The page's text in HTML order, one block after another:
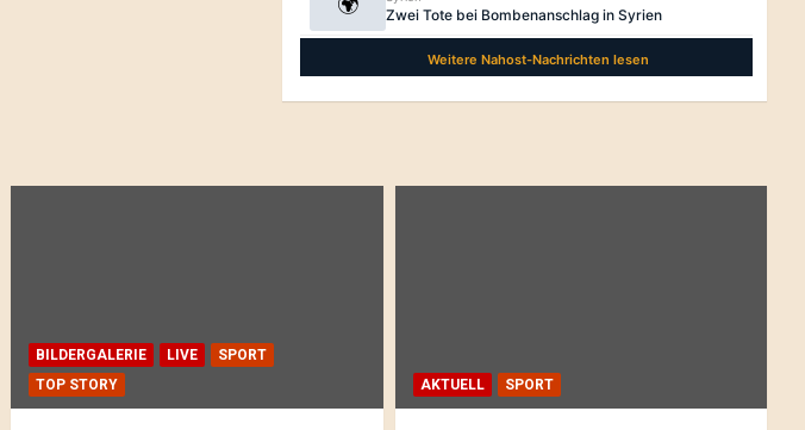
BILDERGALERIE LIVE
SPORT
TOP STORY
AKTUELL SPORT